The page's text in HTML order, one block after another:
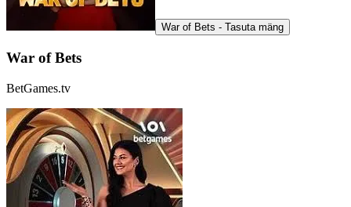
War of Bets - Tasuta mäng
War of Bets
BetGames.tv